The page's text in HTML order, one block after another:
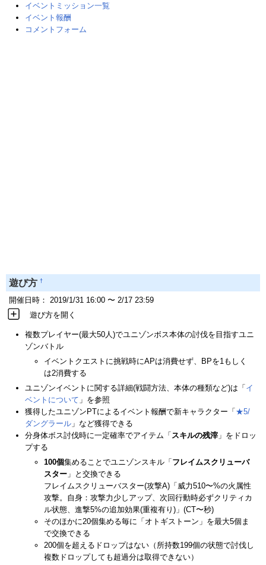
イベントミッション一覧
イベント報酬
コメントフォーム
遊び方 †
開催日時： 2019/1/31 16:00 〜 2/17 23:59
遊び方を開く
複数プレイヤー(最大50人)でユニゾンボス本体の討伐を目指すユニ
ゾンバトル
イベントクエストに挑戦時にAPは消費せず、BPを1もしく
は2消費する
ユニゾンイベントに関する詳細(戦闘方法、本体の種類など)は「イ
ベントについて 」を参照
獲得したユニゾンPTによるイベント報酬で新キャラクター「★5/
ダングラール 」など獲得できる
分身体ボス討伐時に一定確率でアイテム「 スキルの残滓 」をドロッ
プする
100個集めることでユニゾンスキル「フレイムスクリューバ
スター 」と交換できる
フレイムスクリューバスター(攻撃A)「威力510〜%の火属性
攻撃。自身：攻撃力少しアップ、次回行動時必ずクリティカ
ル状態、進撃5%の追加効果(重複有り)」(CT〜秒)
そのほかに20個集める毎に「オトギストーン」を最大5個ま
で交換できる
200個を超えるドロップはない（所持数199個の状態で討伐し
複数ドロップしても超過分は取得できない）